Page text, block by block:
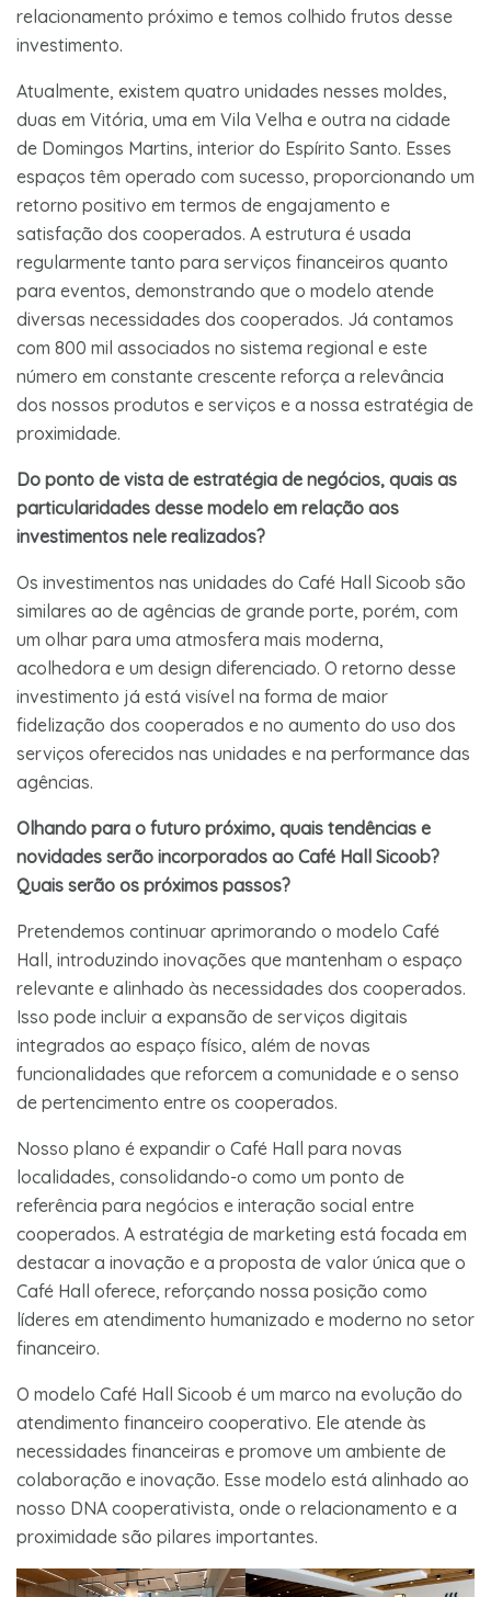
relacionamento próximo e temos colhido frutos desse
investimento.
Atualmente, existem quatro unidades nesses moldes,
duas em Vitória, uma em Vila Velha e outra na cidade
de Domingos Martins, interior do Espírito Santo. Esses
espaços têm operado com sucesso, proporcionando um
retorno positivo em termos de engajamento e
satisfação dos cooperados. A estrutura é usada
regularmente tanto para serviços financeiros quanto
para eventos, demonstrando que o modelo atende
diversas necessidades dos cooperados. Já contamos
com 800 mil associados no sistema regional e este
número em constante crescente reforça a relevância
dos nossos produtos e serviços e a nossa estratégia de
proximidade.
Do ponto de vista de estratégia de negócios, quais as
particularidades desse modelo em relação aos
investimentos nele realizados?
Os investimentos nas unidades do Café Hall Sicoob são
similares ao de agências de grande porte, porém, com
um olhar para uma atmosfera mais moderna,
acolhedora e um design diferenciado. O retorno desse
investimento já está visível na forma de maior
fidelização dos cooperados e no aumento do uso dos
serviços oferecidos nas unidades e na performance das
agências.
Olhando para o futuro próximo, quais tendências e
novidades serão incorporados ao Café Hall Sicoob?
Quais serão os próximos passos?
Pretendemos continuar aprimorando o modelo Café
Hall, introduzindo inovações que mantenham o espaço
relevante e alinhado às necessidades dos cooperados.
Isso pode incluir a expansão de serviços digitais
integrados ao espaço físico, além de novas
funcionalidades que reforcem a comunidade e o senso
de pertencimento entre os cooperados.
Nosso plano é expandir o Café Hall para novas
localidades, consolidando-o como um ponto de
referência para negócios e interação social entre
cooperados. A estratégia de marketing está focada em
destacar a inovação e a proposta de valor única que o
Café Hall oferece, reforçando nossa posição como
líderes em atendimento humanizado e moderno no setor
financeiro.
O modelo Café Hall Sicoob é um marco na evolução do
atendimento financeiro cooperativo. Ele atende às
necessidades financeiras e promove um ambiente de
colaboração e inovação. Esse modelo está alinhado ao
nosso DNA cooperativista, onde o relacionamento e a
proximidade são pilares importantes.